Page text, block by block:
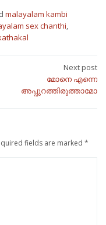
malayalam kambi
sex chanthi,
Next post
മോനെ എന്നെ
അപ്പുറത്തിരുത്താമോ
fields are marked *